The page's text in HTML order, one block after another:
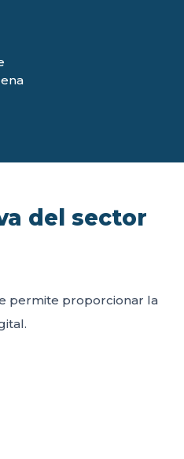
del sector
permite proporcionar la